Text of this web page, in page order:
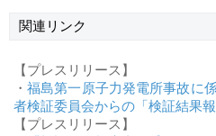
関連リンク
【プレスリリース】
・福島第一原子力発電所事故に
者検証委員会からの「検証結果
【プレスリリース】